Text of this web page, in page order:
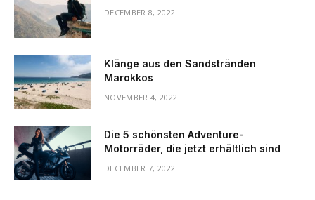
DECEMBER 8, 2022
Klänge aus den Sandstränden
Marokkos
NOVEMBER 4, 2022
Die 5 schönsten Adventure-
Motorräder, die jetzt erhältlich sind
DECEMBER 7, 2022